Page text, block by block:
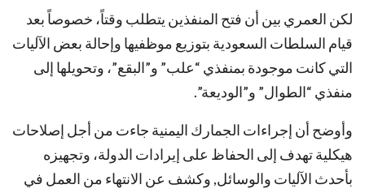
لكن العمري بين أن فتح المنفذين يتطلب وقتاً، خصوصاً بعد
قيام السلطات السعودية بتوزيع موظفيها وإحالة بعض الآليات
التي كانت موجودة بمنفذي “علب” و”البقع”، وتحويلها إلى
منفذي “الطوال” و”الوديعة”.
وأوضح أن إجراءات الجمارك اليمنية جاءت من أجل إصلاحات
هيكلية تهدف إلى الحفاظ على إيرادات الدولة، وتجهيزه
بأحدث الآليات والوسائل, وكشف عن الانتهاء من العمل في